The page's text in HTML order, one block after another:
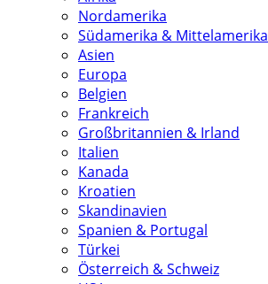
Nordamerika
Südamerika & Mittelamerika
Asien
Europa
Belgien
Frankreich
Großbritannien & Irland
Italien
Kanada
Kroatien
Skandinavien
Spanien & Portugal
Türkei
Österreich & Schweiz